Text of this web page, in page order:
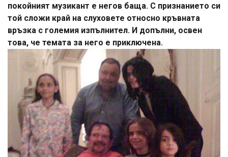
покойният музикант е негов баща. С признанието си
той сложи край на слуховете относно кръвната
връзка с големия изпълнител. И допълни, освен
това, че темата за него е приключена.